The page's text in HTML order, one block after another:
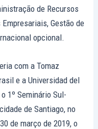
de Recursos
Gestão de
opcional.
com a Tomaz
e a Universidad del
1º Seminário Sul-
de Santiago, no
de março de 2019, o